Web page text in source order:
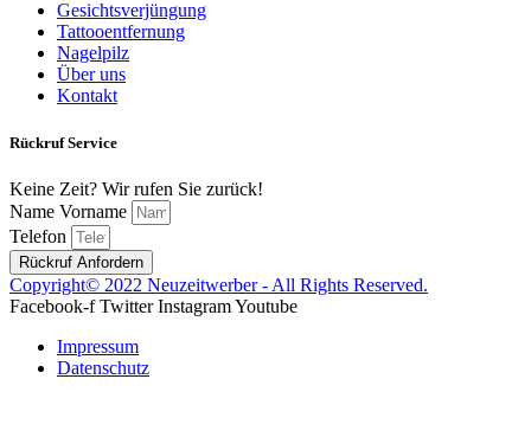
Gesichtsverjüngung
Tattooentfernung
Nagelpilz
Über uns
Kontakt
Rückruf Service
Keine Zeit? Wir rufen Sie zurück!
Name Vorname
Telefon
Rückruf Anfordern
Copyright© 2022 Neuzeitwerber - All Rights Reserved.
Facebook-f Twitter InstagramYoutube
Impressum
Datenschutz